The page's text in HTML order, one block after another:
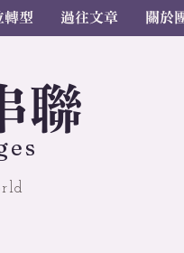
轉型 過往文章 關於
聯